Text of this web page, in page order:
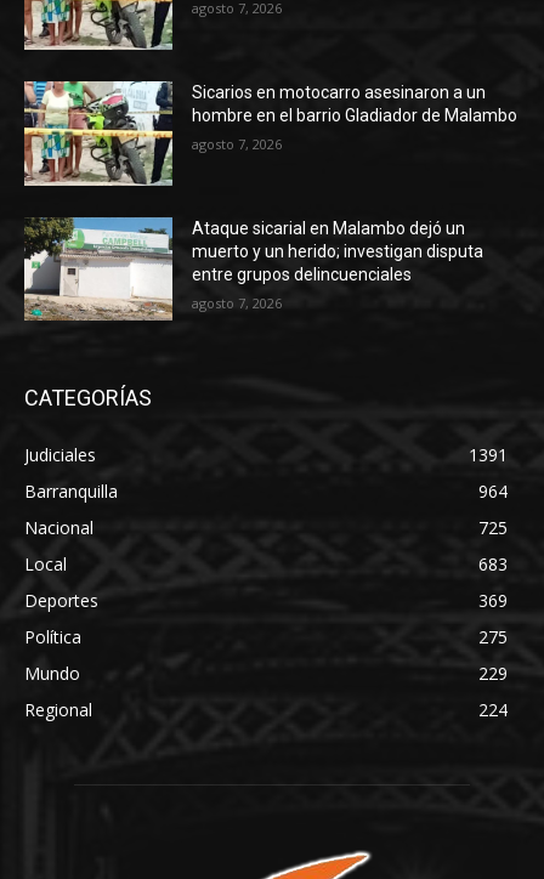
agosto 7, 2026
Sicarios en motocarro asesinaron a un
hombre en el barrio Gladiador de Malambo
agosto 7, 2026
Ataque sicarial en Malambo dejó un
muerto y un herido; investigan disputa
entre grupos delincuenciales
agosto 7, 2026
CATEGORÍAS
Judiciales
1391
Barranquilla
964
Nacional
725
Local
683
Deportes
369
Política
275
Mundo
229
Regional
224